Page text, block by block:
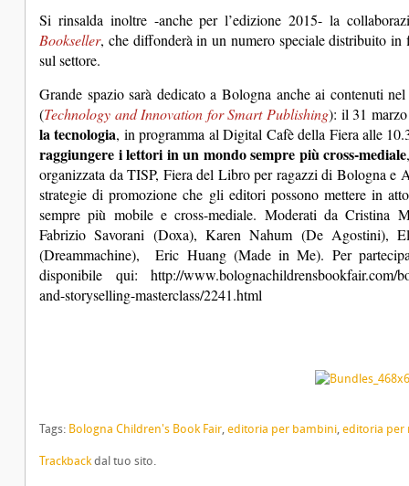
Si rinsalda inoltre -anche per l’edizione 2015- la
Bookseller, che diffonderà in un numero speciale distribuito
sul settore.
Grande spazio sarà dedicato a Bologna anche ai contenuti
(Technology and Innovation for Smart Publishing): il 31
la tecnologia, in programma al Digital Cafè della Fiera alle
raggiungere i lettori in un mondo sempre più cross-mediale
organizzata da TISP, Fiera del Libro per ragazzi di Bologna e
strategie di promozione che gli editori possono mettere in
sempre più mobile e cross-mediale. Moderati da Cristina
Fabrizio Savorani (Doxa), Karen Nahum (De Agostini),
(Dreammachine), Eric Huang (Made in Me). Per
disponibile qui: http://www.bolognachildrensbookfair.com/
and-storyselling-masterclass/2241.html
Tags: Bologna Children's Book Fair, editoria per bambini, editoria per
Trackbackdal tuo sito.